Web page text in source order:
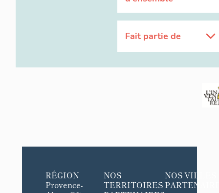
Fait partie de
RÉGION
Provence-
NOS
TERRITOIRES
NOS VILLES